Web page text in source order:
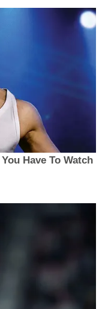
Have To Watch